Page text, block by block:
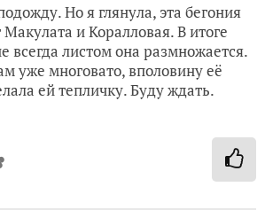
Но я глянула, эта бегония
и Коралловая. В итоге
всегда листом она размножается.
уже многовато, вполовину её
ей тепличку. Буду ждать.